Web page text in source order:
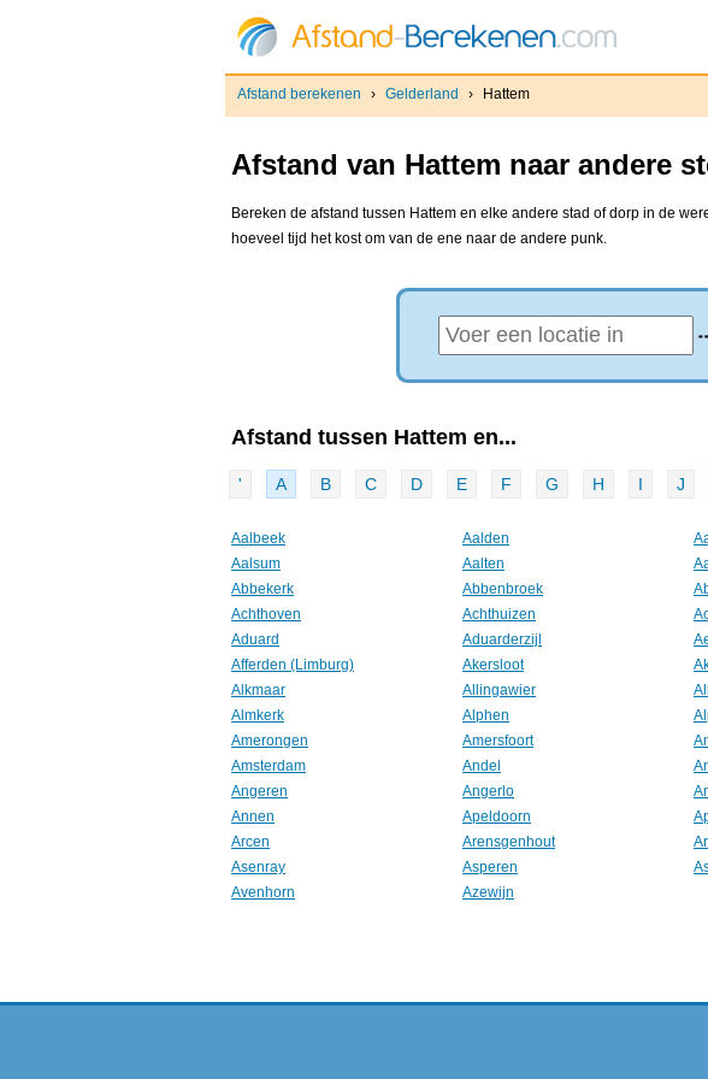
Afstand berekenen › Gelderland › Hattem
Afstand van Hattem naar andere
Bereken de afstand tussen Hattem en elke andere stad of dorp in de
hoeveel tijd het kost om van de ene naar de andere punk.
Afstand tussen Hattem en...
' A B C D E F G H I J
Aalbeek Aalden
Aalsum
Aalten
Abbekerk
Abbenbroek
Achthoven
Achthuizen
Aduard
Aduarderzijl
Afferden (Limburg)
Akersloot
Alkmaar
Allingawier
Almkerk
Alphen
Amerongen
Amersfoort
Amsterdam
Andel
Angeren
Angerlo
Annen
Apeldoorn
Arcen
Arensgenhout
Asenray
Asperen
Avenhorn
Azewijn